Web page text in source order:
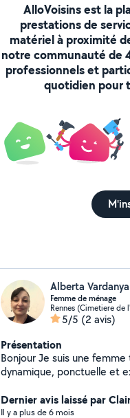
AlloVoisins est la
prestations de
matériel à proximité
notre communauté de
professionnels et
quotidien pour
Alberta
Femme de ménage
Rennes (Cimetiere de
5/5 (2 avis)
Présentation
Bonjour Je suis une femme très sérieuse, motivée,
dynamique, ponctuelle et
d'enfant etc. N'hésitez pas
d'informations Bien
Dernier avis laissé par
Il y a plus de 6 mois